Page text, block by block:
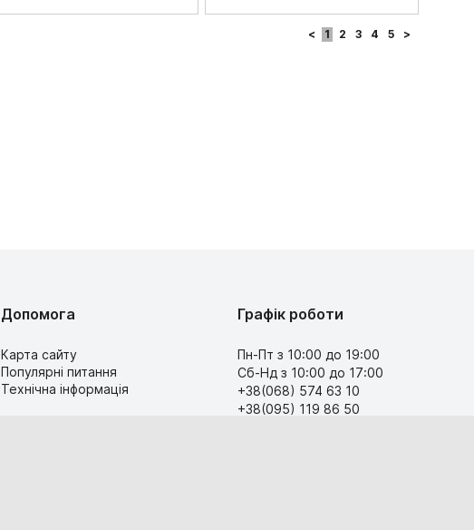
< 1 2 3 4 5 >
Допомога
Карта сайту
Популярні питання
Технічна інформація
Графік роботи
Пн-Пт з 10:00 до 19:00
Сб-Нд з 10:00 до 17:00
+38(068) 574 63 10
+38(095) 119 86 50